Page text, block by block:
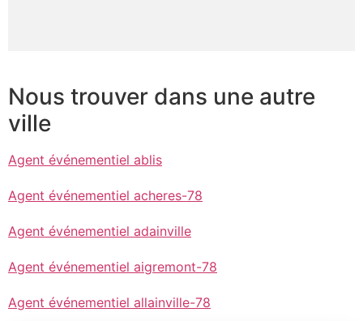
Nous trouver dans une autre
ville
Agent événementiel ablis
Agent événementiel acheres-78
Agent événementiel adainville
Agent événementiel aigremont-78
Agent événementiel allainville-78